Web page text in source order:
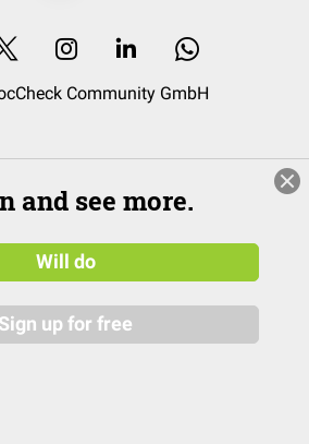
Community GmbH
and see more.
Will do
Sign up for free